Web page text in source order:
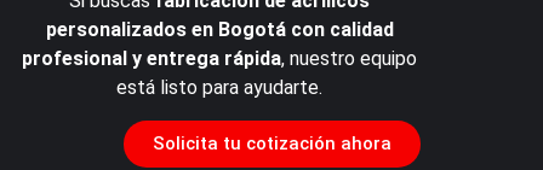
personalizados en Bogotá con calidad
profesional y entrega rápida, nuestro equipo
está listo para ayudarte.
Solicita tu cotización ahora